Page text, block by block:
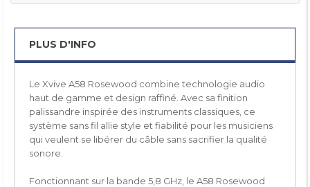
PLUS D'INFO
Le Xvive A58 Rosewood combine technologie audio
haut de gamme et design raffiné. Avec sa finition
palissandre inspirée des instruments classiques, ce
système sans fil allie style et fiabilité pour les musiciens
qui veulent se libérer du câble sans sacrifier la qualité
sonore.
Fonctionnant sur la bande 5,8 GHz, le A58 Rosewood